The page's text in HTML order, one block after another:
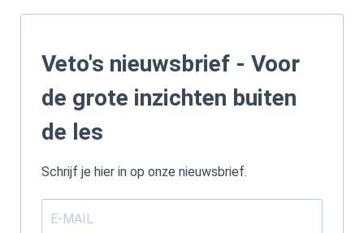
Veto's nieuwsbrief - Voor
de grote inzichten buiten
de les
Schrijf je hier in op onze nieuwsbrief.